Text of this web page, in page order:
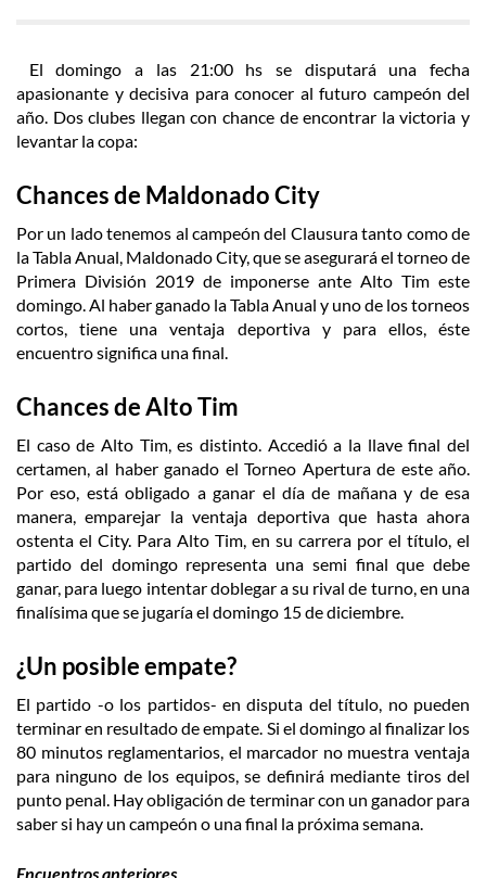
El domingo a las 21:00 hs se disputará una fecha
apasionante y decisiva para conocer al futuro campeón del
año. Dos clubes llegan con chance de encontrar la victoria y
levantar la copa:
Chances de Maldonado City
Por un lado tenemos al campeón del Clausura tanto como de
la Tabla Anual, Maldonado City, que se asegurará el torneo de
Primera División 2019 de imponerse ante Alto Tim este
domingo. Al haber ganado la Tabla Anual y uno de los torneos
cortos, tiene una ventaja deportiva y para ellos, éste
encuentro significa una final.
Chances de Alto Tim
El caso de Alto Tim, es distinto. Accedió a la llave final del
certamen, al haber ganado el Torneo Apertura de este año.
Por eso, está obligado a ganar el día de mañana y de esa
manera, emparejar la ventaja deportiva que hasta ahora
ostenta el City. Para Alto Tim, en su carrera por el título, el
partido del domingo representa una semi final que debe
ganar, para luego intentar doblegar a su rival de turno, en una
finalísima que se jugaría el domingo 15 de diciembre.
¿Un posible empate?
El partido -o los partidos- en disputa del título, no pueden
terminar en resultado de empate. Si el domingo al finalizar los
80 minutos reglamentarios, el marcador no muestra ventaja
para ninguno de los equipos, se definirá mediante tiros del
punto penal. Hay obligación de terminar con un ganador para
saber si hay un campeón o una final la próxima semana.
Encuentros anteriores